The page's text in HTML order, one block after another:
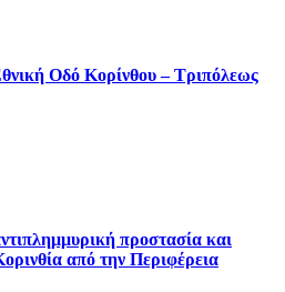
Oδό Κορίνθου – Τριπόλεως
προστασία και
από την Περιφέρεια